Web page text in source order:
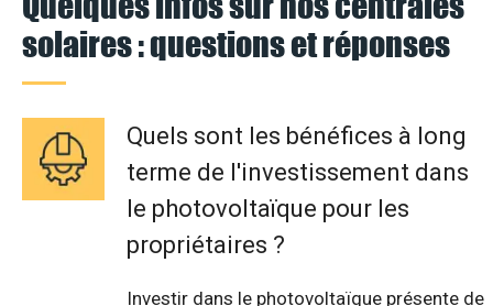
solaires : questions et réponses
Quels sont les bénéfices à long
terme de l'investissement dans
le photovoltaïque pour les
propriétaires ?
Investir dans le photovoltaïque présente de